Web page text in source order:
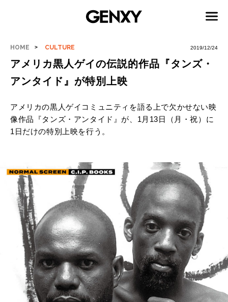
HOME CULTURE 2019/12/24
アメリカ黒人ゲイの伝説的作品『タンズ・
アンタイド』が特別上映
アメリカの黒人ゲイコミュニティを語る上で欠かせない映
像作品
『タンズ・アンタイド』が、1月13日（月・祝）に
1日だけの特別上映を行う。